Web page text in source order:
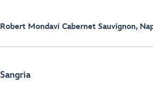
Robert Mondavi Cabernet Sauvignon,
Sangria